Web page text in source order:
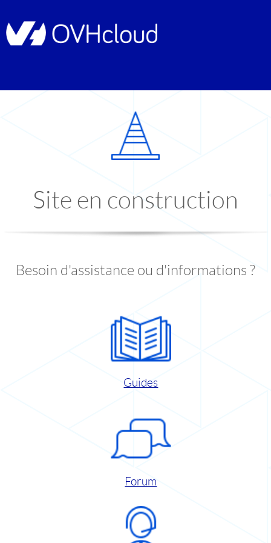
Site en construction
Besoin d'assistance ou d'informations ?
Guides
Forum